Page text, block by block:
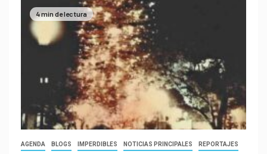
4 min de lectura
AGENDA BLOGS IMPERDIBLES NOTICIAS PRINCIPALES REPORTAJES